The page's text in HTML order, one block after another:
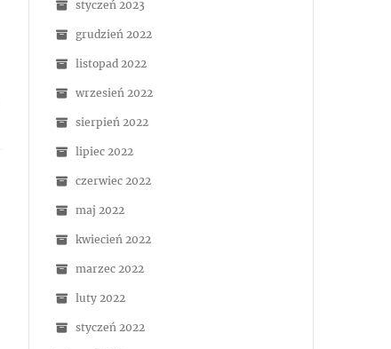
styczeń 2023
grudzień 2022
listopad 2022
wrzesień 2022
sierpień 2022
lipiec 2022
czerwiec 2022
maj 2022
kwiecień 2022
marzec 2022
luty 2022
styczeń 2022